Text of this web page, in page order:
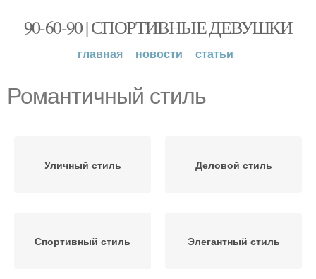
90-60-90 | СПОРТИВНЫЕ ДЕВУШКИ
главная новости статьи
Романтичный стиль
Уличный стиль Деловой стиль
Спортивный стиль Элегантный стиль